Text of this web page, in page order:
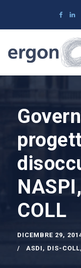
COLL
DICEMBRE 29,
ASDI , DIS-COLL,